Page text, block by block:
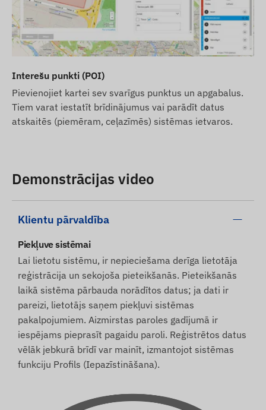
Interešu punkti (POI)
Pievienojiet kartei sev svarīgus punktus un apgabalus.
Tiem varat iestatīt brīdinājumus vai parādīt datus
atskaitēs (piemēram, ceļazīmēs) sistēmas ietvaros.
Demonstrācijas video
Klientu pārvaldība
Piekļuve sistēmai
Lai lietotu sistēmu, ir nepieciešama derīga lietotāja
reģistrācija un sekojoša pieteikšanās. Pieteikšanās
laikā sistēma pārbauda norādītos datus; ja dati ir
pareizi, lietotājs saņem piekļuvi sistēmas
pakalpojumiem. Aizmirstas paroles gadījumā ir
iespējams pieprasīt pagaidu paroli. Reģistrētos datus
vēlāk jebkurā brīdī var mainīt, izmantojot sistēmas
funkciju Profils (Iepazīstināšana).